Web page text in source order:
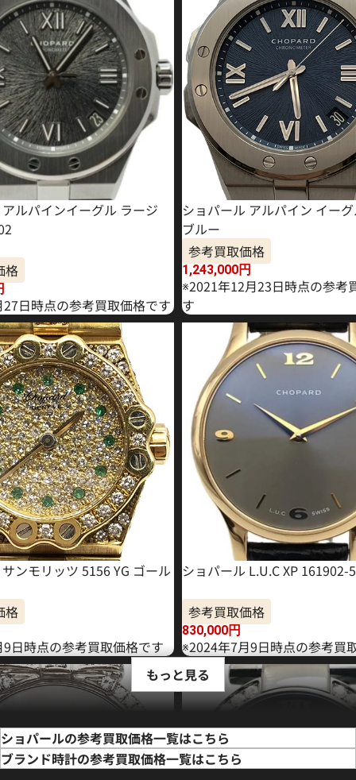
ルパインイーグル ラージ
格
日時点の参考買取価格です
ショパール アルパイン イー
ブルー
参考買取価格
1,243,000円
※2021年12月23日時点の参考
す
ンモリッツ 5156 YG ゴール
格
日時点の参考買取価格です
ショパール L.U.C XP 161902-
参考買取価格
830,000円
※2024年7月9日時点の参考買
もっと見る
ショパールの参考買取価格一覧はこちら
ブランド時計の参考買取価格一覧はこちら